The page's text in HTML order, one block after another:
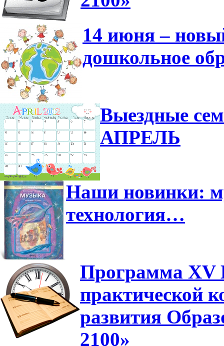
14 июня –
дошкольное
Выездные
АПРЕЛЬ
Наши новинки:
технология…
Программа XV
практической
развития
2100»